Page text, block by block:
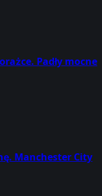
Padły mocne
Manchester City